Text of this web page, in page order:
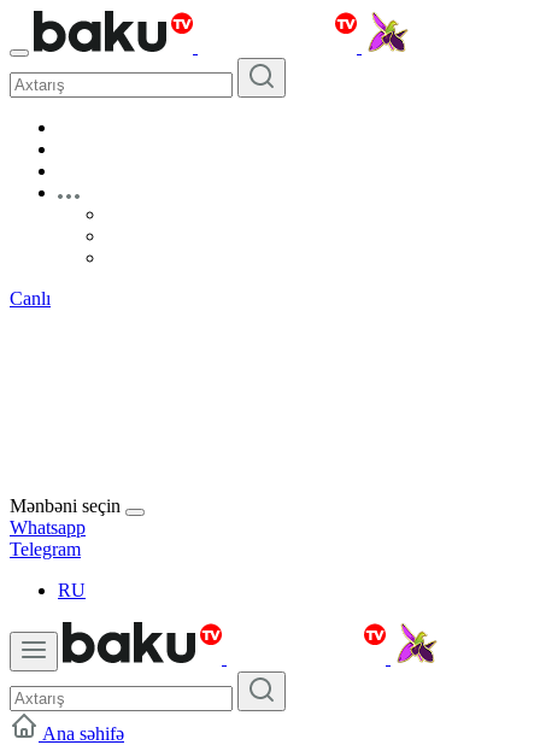
Canlı
Mənbəni seçin
Whatsapp
Telegram
RU
Ana səhifə